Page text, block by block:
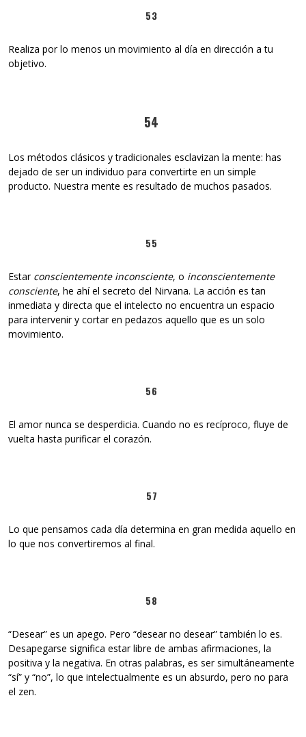
53
Realiza por lo menos un movimiento al día en dirección a tu
objetivo.
54
Los métodos clásicos y tradicionales esclavizan la mente: has
dejado de ser un individuo para convertirte en un simple
producto. Nuestra mente es resultado de muchos pasados.
55
Estar conscientemente inconsciente, o inconscientemente
consciente, he ahí el secreto del Nirvana. La acción es tan
inmediata y directa que el intelecto no encuentra un espacio
para intervenir y cortar en pedazos aquello que es un solo
movimiento.
56
El amor nunca se desperdicia. Cuando no es recíproco, fluye de
vuelta hasta purificar el corazón.
57
Lo que pensamos cada día determina en gran medida aquello en
lo que nos convertiremos al final.
58
“Desear” es un apego. Pero “desear no desear” también lo es.
Desapegarse significa estar libre de ambas afirmaciones, la
positiva y la negativa. En otras palabras, es ser simultáneamente
“sí” y “no”, lo que intelectualmente es un absurdo, pero no para
el zen.